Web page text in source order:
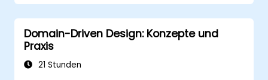
Domain-Driven Design: Konzepte und
Praxis
21 Stunden